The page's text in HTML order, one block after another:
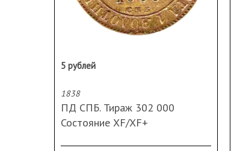
5 рублей
1838
ПД СПБ. Тираж 302 000
Состояние XF/XF+